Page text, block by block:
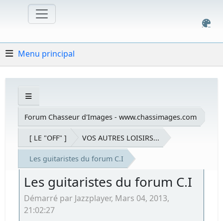
Menu principal
Forum Chasseur d'Images - www.chassimages.com
[ LE "OFF" ] VOS AUTRES LOISIRS...
Les guitaristes du forum C.I
Les guitaristes du forum C.I
Démarré par Jazzplayer, Mars 04, 2013,
21:02:27